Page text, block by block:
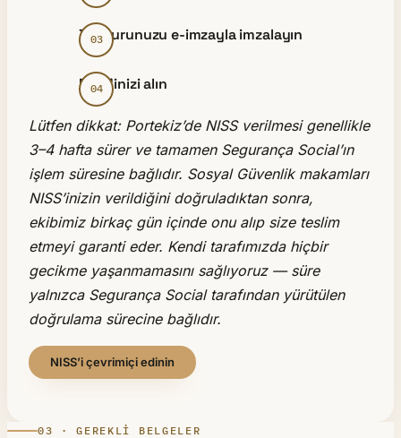
Başvurunuzu e-imzayla imzalayın
NISS’inizi alın
Lütfen dikkat: Portekiz’de NISS verilmesi genellikle
3–4 hafta sürer ve tamamen Segurança Social’ın
işlem süresine bağlıdır. Sosyal Güvenlik makamları
NISS’inizin verildiğini doğruladıktan sonra,
ekibimiz birkaç gün içinde onu alıp size teslim
etmeyi garanti eder. Kendi tarafımızda hiçbir
gecikme yaşanmamasını sağlıyoruz — süre
yalnızca Segurança Social tarafından yürütülen
doğrulama sürecine bağlıdır.
NISS’i çevrimiçi edinin
03 · GEREKLI BELGELER